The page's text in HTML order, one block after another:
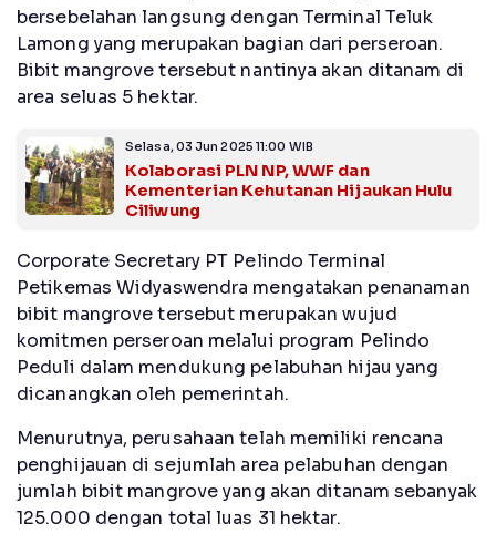
bersebelahan langsung dengan Terminal Teluk
Lamong yang merupakan bagian dari perseroan.
Bibit mangrove tersebut nantinya akan ditanam di
area seluas 5 hektar.
Selasa, 03 Jun 2025 11:00 WIB
Kolaborasi PLN NP, WWF dan
Kementerian Kehutanan Hijaukan Hulu
Ciliwung
Corporate Secretary PT Pelindo Terminal
Petikemas Widyaswendra mengatakan penanaman
bibit mangrove tersebut merupakan wujud
komitmen perseroan melalui program Pelindo
Peduli dalam mendukung pelabuhan hijau yang
dicanangkan oleh pemerintah.
Menurutnya, perusahaan telah memiliki rencana
penghijauan di sejumlah area pelabuhan dengan
jumlah bibit mangrove yang akan ditanam sebanyak
125.000 dengan total luas 31 hektar.